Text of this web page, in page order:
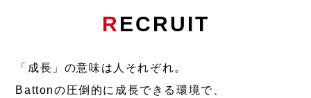
RECRUIT
「成長」の意味は人それぞれ。
Battonの圧倒的に成長できる環境で、